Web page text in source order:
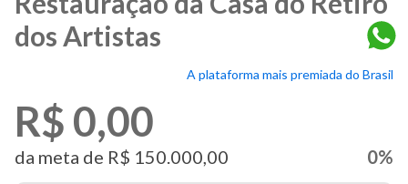
dos Artistas
A plataforma mais premiada do Brasil
R$ 0,00
da meta de R$ 150.000,00 0%